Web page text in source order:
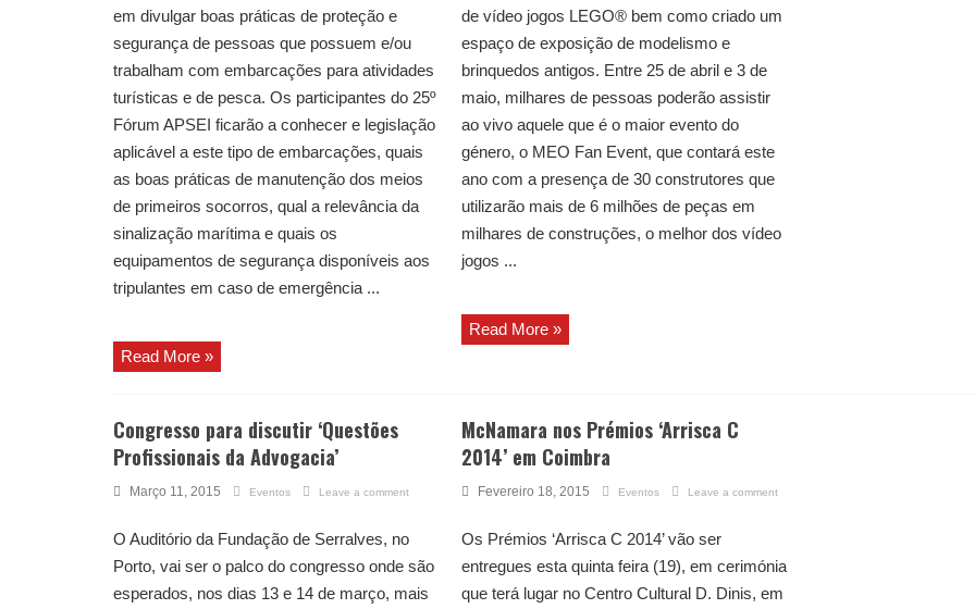
em divulgar boas práticas de proteção e
segurança de pessoas que possuem e/ou
trabalham com embarcações para atividades
turísticas e de pesca. Os participantes do 25º
Fórum APSEI ficarão a conhecer e legislação
aplicável a este tipo de embarcações, quais
as boas práticas de manutenção dos meios
de primeiros socorros, qual a relevância da
sinalização marítima e quais os
equipamentos de segurança disponíveis aos
tripulantes em caso de emergência ...
Read More »
de vídeo jogos LEGO® bem como criado um
espaço de exposição de modelismo e
brinquedos antigos. Entre 25 de abril e 3 de
maio, milhares de pessoas poderão assistir
ao vivo aquele que é o maior evento do
género, o MEO Fan Event, que contará este
ano com a presença de 30 construtores que
utilizarão mais de 6 milhões de peças em
milhares de construções, o melhor dos vídeo
jogos ...
Read More »
Congresso para discutir ‘Questões
Profissionais da Advogacia’
Março 11, 2015 Eventos Leave a comment
O Auditório da Fundação de Serralves, no
Porto, vai ser o palco do congresso onde são
esperados, nos dias 13 e 14 de março, mais
McNamara nos Prémios ‘Arrisca C
2014’ em Coimbra
Fevereiro 18, 2015 Eventos Leave a comment
Os Prémios ‘Arrisca C 2014’ vão ser
entregues esta quinta feira (19), em cerimónia
que terá lugar no Centro Cultural D. Dinis, em